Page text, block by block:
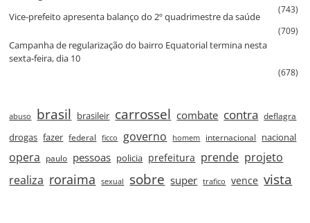
(743)
Vice‑prefeito apresenta balanço do 2º quadrimestre da saúde
(709)
Campanha de regularização do bairro Equatorial termina nesta
sexta‑feira, dia 10
(678)
abuso brasil brasileir carrossel combate contra deflagra
drogas fazer federal ficco governo homem internacional nacional
opera paulo pessoas policia prefeitura prende projeto
realiza roraima sexual sobre super trafico vence vista